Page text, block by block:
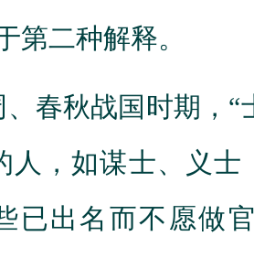
第二种解释。
秋战国时期，“
人，如谋士、义
已出名而不愿做